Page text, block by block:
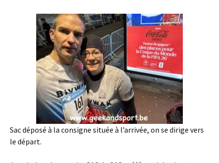
Sac déposé à la consigne située à l’arrivée, on se dirige vers
le départ.